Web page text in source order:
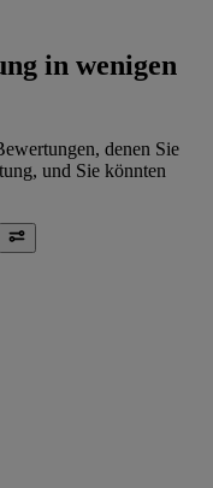
in wenigen
denen Sie
und Sie könnten